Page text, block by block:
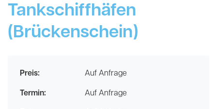
Tankschiffhäfen
(Brückenschein)
Preis: Auf Anfrage
Termin: Auf Anfrage